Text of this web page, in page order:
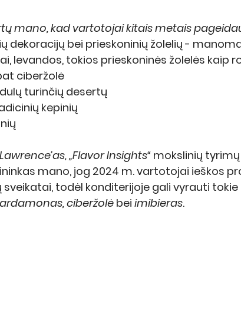
mano, kad vartotojai kitais metais
dekoracijų bei prieskoninių žolelių -
levandos, tokios prieskoninės žolelės kaip
ciberžolė
turinčių desertų
kepinių
„Flavor Insights“ mokslinių
mano, jog 2024 m. vartotojai ieškos
todėl konditerijoje gali vyrauti tokie
ciberžolė bei imibieras.